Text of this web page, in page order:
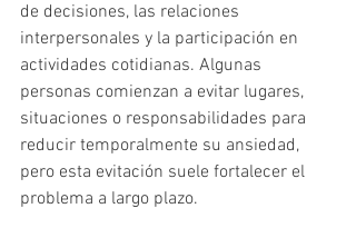
de decisiones, las relaciones
interpersonales y la participación en
actividades cotidianas. Algunas
personas comienzan a evitar lugares,
situaciones o responsabilidades para
reducir temporalmente su ansiedad,
pero esta evitación suele fortalecer el
problema a largo plazo.